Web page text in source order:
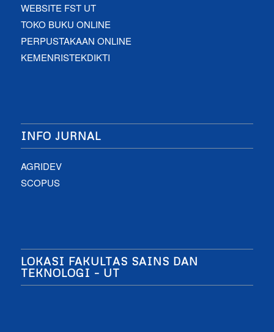
WEBSITE FST UT
TOKO BUKU ONLINE
PERPUSTAKAAN ONLINE
KEMENRISTEKDIKTI
INFO JURNAL
AGRIDEV
SCOPUS
LOKASI FAKULTAS SAINS DAN
TEKNOLOGI – UT